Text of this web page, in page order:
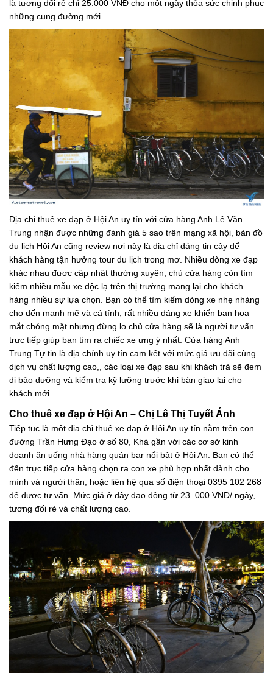
là tương đối rẻ chỉ 25.000 VNĐ cho một ngày thỏa sức chinh phục
những cung đường mới.
Địa chỉ thuê xe đạp ở Hội An uy tín với cửa hàng Anh Lê Văn
Trung nhận được những đánh giá 5 sao trên mạng xã hội, bản đồ
du lịch Hội An cũng review nơi này là địa chỉ đáng tin cậy để
khách hàng tận hưởng tour du lịch trong mơ. Nhiều dòng xe đạp
khác nhau được cập nhật thường xuyên, chủ cửa hàng còn tìm
kiếm nhiều mẫu xe độc lạ trên thị trường mang lại cho khách
hàng nhiều sự lựa chọn. Bạn có thể tìm kiếm dòng xe nhẹ nhàng
cho đến mạnh mẽ và cá tính, rất nhiều dáng xe khiến bạn hoa
mắt chóng mặt nhưng đừng lo chủ cửa hàng sẽ là người tư vấn
trực tiếp giúp bạn tìm ra chiếc xe ưng ý nhất. Cửa hàng Anh
Trung Tự tin là địa chính uy tín cam kết với mức giá ưu đãi cùng
dịch vụ chất lượng cao,, các loại xe đạp sau khi khách trả sẽ đem
đi bảo dưỡng và kiểm tra kỹ lưỡng trước khi bàn giao lại cho
khách mới.
Cho thuê xe đạp ở Hội An – Chị Lê Thị Tuyết Ánh
Tiếp tục là một địa chỉ thuê xe đạp ở Hội An uy tín nằm trên con
đường Trần Hưng Đạo ở số 80, Khá gần với các cơ sở kinh
doanh ăn uống nhà hàng quán bar nổi bật ở Hội An. Bạn có thể
đến trực tiếp cửa hàng chọn ra con xe phù hợp nhất dành cho
mình và người thân, hoặc liên hệ qua số điện thoại 0395 102 268
để được tư vấn. Mức giá ở đây dao động từ 23. 000 VNĐ/ ngày,
tương đối rẻ và chất lượng cao.